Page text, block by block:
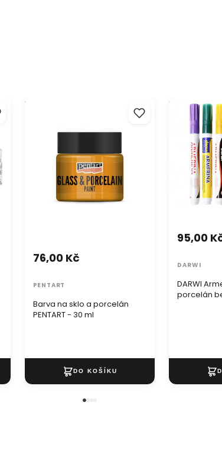
Barva na sklo a porcelán
Barva na sklo a porcelán
PENTART - 30 ml
76,00 Kč
PENTART
DARWI
porcelán
/ 6 ml
DARWI
porcelán
95,00
DARWI